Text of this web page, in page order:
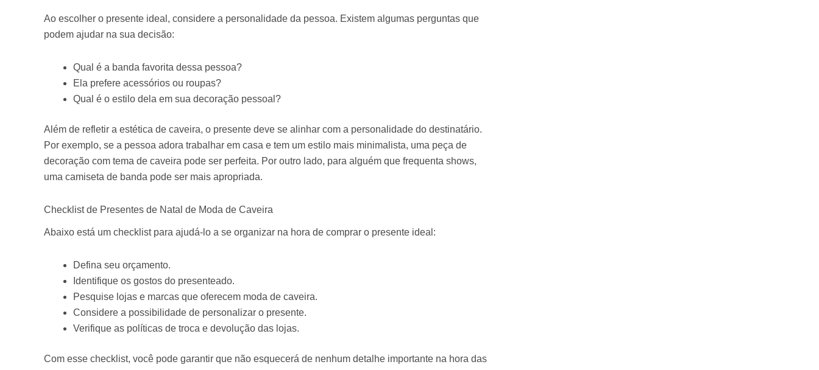
Ao escolher o presente ideal, considere a personalidade da pessoa. Existem algumas perguntas que
podem ajudar na sua decisão:
Qual é a banda favorita dessa pessoa?
Ela prefere acessórios ou roupas?
Qual é o estilo dela em sua decoração pessoal?
Além de refletir a estética de caveira, o presente deve se alinhar com a personalidade do destinatário.
Por exemplo, se a pessoa adora trabalhar em casa e tem um estilo mais minimalista, uma peça de
decoração com tema de caveira pode ser perfeita. Por outro lado, para alguém que frequenta shows,
uma camiseta de banda pode ser mais apropriada.
Checklist de Presentes de Natal de Moda de Caveira
Abaixo está um checklist para ajudá-lo a se organizar na hora de comprar o presente ideal:
Defina seu orçamento.
Identifique os gostos do presenteado.
Pesquise lojas e marcas que oferecem moda de caveira.
Considere a possibilidade de personalizar o presente.
Verifique as políticas de troca e devolução das lojas.
Com esse checklist, você pode garantir que não esquecerá de nenhum detalhe importante na hora das